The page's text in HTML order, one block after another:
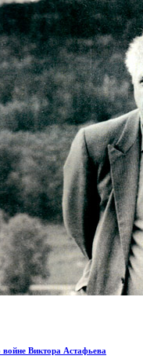
Виктора Астафьева